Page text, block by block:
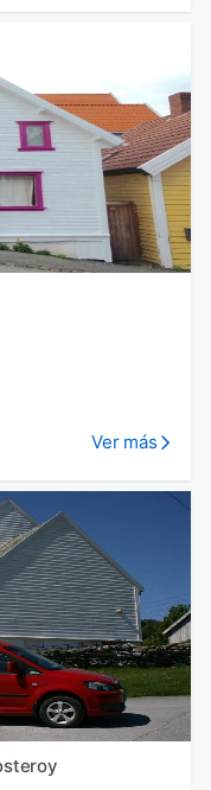
Ver más